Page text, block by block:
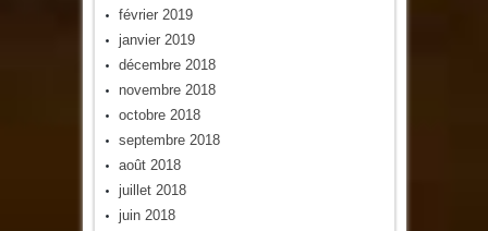
février 2019
janvier 2019
décembre 2018
novembre 2018
octobre 2018
septembre 2018
août 2018
juillet 2018
juin 2018